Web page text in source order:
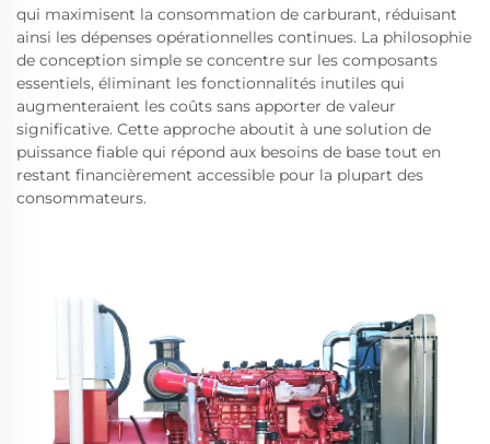
qui maximisent la consommation de carburant, réduisant
ainsi les dépenses opérationnelles continues. La philosophie
de conception simple se concentre sur les composants
essentiels, éliminant les fonctionnalités inutiles qui
augmenteraient les coûts sans apporter de valeur
significative. Cette approche aboutit à une solution de
puissance fiable qui répond aux besoins de base tout en
restant financièrement accessible pour la plupart des
consommateurs.